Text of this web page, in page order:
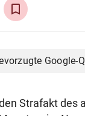
Google-
Strafakt des